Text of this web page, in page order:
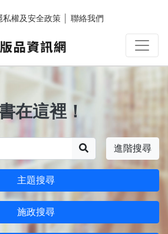
私權及安全政策 聯絡我們
在這裡！
進階搜尋
主題搜尋
施政搜尋